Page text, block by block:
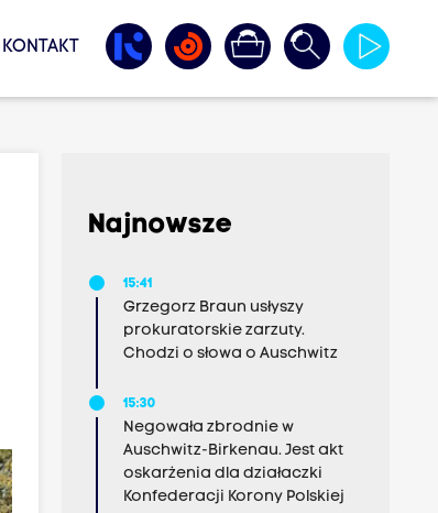
KONTAKT
Najnowsze
15:41
Grzegorz Braun usłyszy
prokuratorskie zarzuty.
Chodzi o słowa o Auschwitz
15:30
Negowała zbrodnie w
Auschwitz-Birkenau. Jest akt
oskarżenia dla działaczki
Konfederacji Korony Polskiej